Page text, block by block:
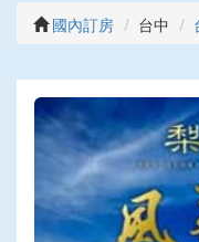
國內訂房 台中